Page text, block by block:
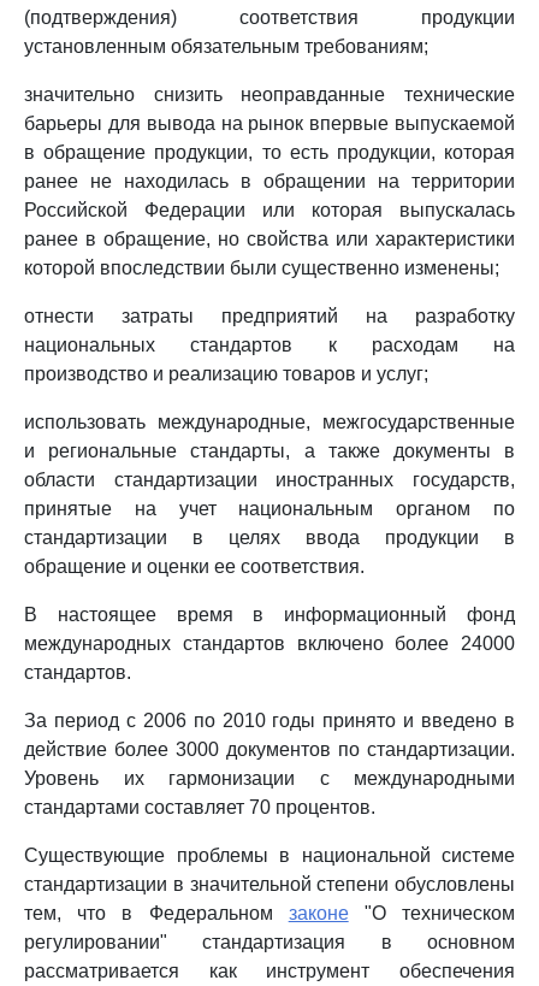
(подтверждения) соответствия продукции
установленным обязательным требованиям;
значительно снизить неоправданные технические
барьеры для вывода на рынок впервые выпускаемой
в обращение продукции, то есть продукции, которая
ранее не находилась в обращении на территории
Российской Федерации или которая выпускалась
ранее в обращение, но свойства или характеристики
которой впоследствии были существенно изменены;
отнести затраты предприятий на разработку
национальных стандартов к расходам на
производство и реализацию товаров и услуг;
использовать международные, межгосударственные
и региональные стандарты, а также документы в
области стандартизации иностранных государств,
принятые на учет национальным органом по
стандартизации в целях ввода продукции в
обращение и оценки ее соответствия.
В настоящее время в информационный фонд
международных стандартов включено более 24000
стандартов.
За период с 2006 по 2010 годы принято и введено в
действие более 3000 документов по стандартизации.
Уровень их гармонизации с международными
стандартами составляет 70 процентов.
Существующие проблемы в национальной системе
стандартизации в значительной степени обусловлены
тем, что в Федеральном законе"О техническом
регулировании" стандартизация в основном
рассматривается как инструмент обеспечения